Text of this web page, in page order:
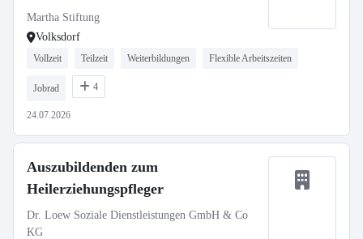
Martha Stiftung
Volksdorf
Vollzeit Teilzeit Weiterbildungen Flexible Arbeitszeiten
Jobrad 4
24.07.2026
Auszubildenden zum
Heilerziehungspfleger
Dr. Loew Soziale Dienstleistungen GmbH & Co
KG